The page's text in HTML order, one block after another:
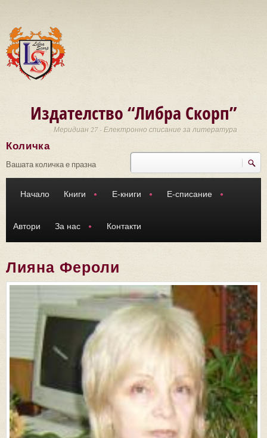
Издателство “Либра Скорп”
Меридиан 27 - Електронно списание за литература
Търси
Количка
Вашата количка е празна
Начало Книги Е-книги Е-списание
Автори За нас Контакти
Лияна Фероли